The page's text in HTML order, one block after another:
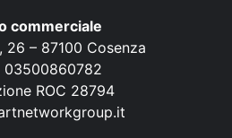
commerciale
26 – 87100 Cosenza
03500860782
ROC 28794